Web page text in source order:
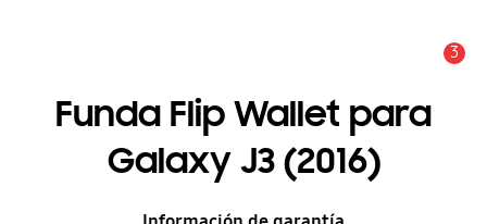
3
Funda Flip Wallet para
Galaxy J3 (2016)